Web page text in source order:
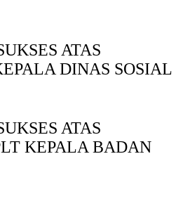
ATAS
DINAS SOSIAL
ATAS
KEPALA BADAN